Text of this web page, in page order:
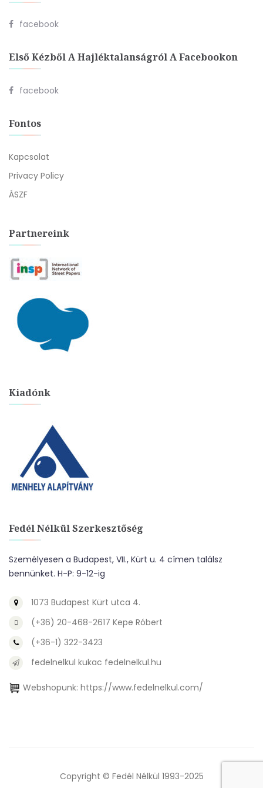
facebook
Első Kézből A Hajléktalanságról A Facebookon
facebook
Fontos
Kapcsolat
Privacy Policy
ÁSZF
Partnereink
Kiadónk
Fedél Nélkül Szerkesztőség
Személyesen a Budapest, VII., Kürt u. 4 címen találsz
bennünket. H-P: 9-12-ig
1073 Budapest Kürt utca 4.
(+36) 20-468-2617 Kepe Róbert
(+36-1) 322-3423
fedelnelkul kukac fedelnelkul.hu
Webshopunk: https://www.fedelnelkul.com/
Copyright © Fedél Nélkül 1993-2025